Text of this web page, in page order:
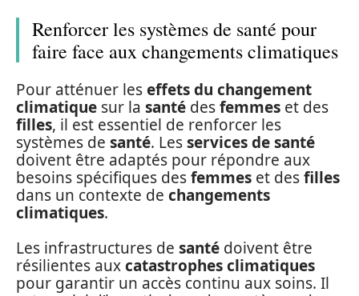
Renforcer les systèmes de santé pour
faire face aux changements climatiques
Pour atténuer leseffets du changement
climatique sur la santé desfemmes et des
filles, il est essentiel de renforcer les
systèmes de santé. Lesservices de santé
doivent être adaptés pour répondre aux
besoins spécifiques desfemmes et desfilles
dans un contexte de changements
climatiques.
Les infrastructures de santé doivent être
résilientes auxcatastrophes climatiques
pour garantir un accès continu aux soins. Il